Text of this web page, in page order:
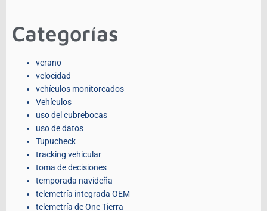
Categorías
verano
velocidad
vehículos monitoreados
Vehículos
uso del cubrebocas
uso de datos
Tupucheck
tracking vehicular
toma de decisiones
temporada navideña
telemetría integrada OEM
telemetría de One Tierra